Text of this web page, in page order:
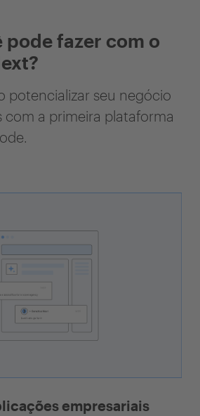
pode fazer com o
potencializar seu negócio
com a primeira plataforma
empresariais